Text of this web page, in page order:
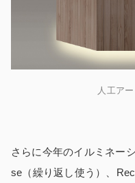
人工ア
さらに今年のイルミネー
se（繰り返し使う）、